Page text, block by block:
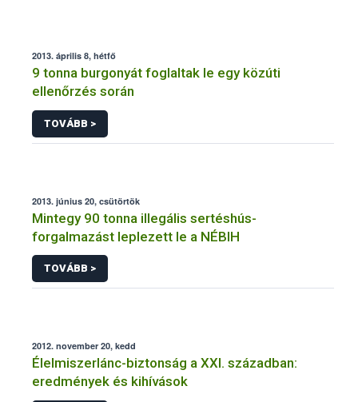
2013. április 8, hétfő
9 tonna burgonyát foglaltak le egy közúti
ellenőrzés során
TOVÁBB >
2013. június 20, csütörtök
Mintegy 90 tonna illegális sertéshús-
forgalmazást leplezett le a NÉBIH
TOVÁBB >
2012. november 20, kedd
Élelmiszerlánc-biztonság a XXI. században:
eredmények és kihívások